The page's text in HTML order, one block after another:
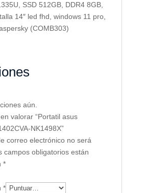
SSD 512GB, DDR4 8GB,
14″ led fhd, windows 11 pro,
(COMB303)
aún.
valorar “Portatil asus
NK1498X”
correo electrónico no será
campos obligatorios están
*
*